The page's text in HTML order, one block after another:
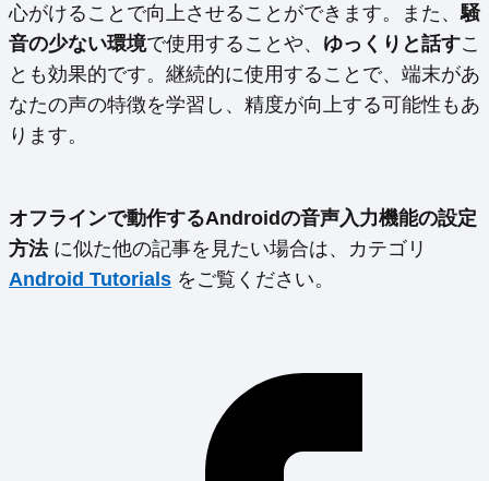
心がけることで向上させることができます。また、騒
音の少ない環境で使用することや、 ゆっくりと話すこ
とも効果的です。継続的に使用することで、端末があ
なたの声の特徴を学習し、精度が向上する可能性もあ
ります。
オフラインで動作するAndroidの音声入力機能の設定
方法に似た他の記事を見たい場合は、カテゴリ
Android Tutorials をご覧ください。